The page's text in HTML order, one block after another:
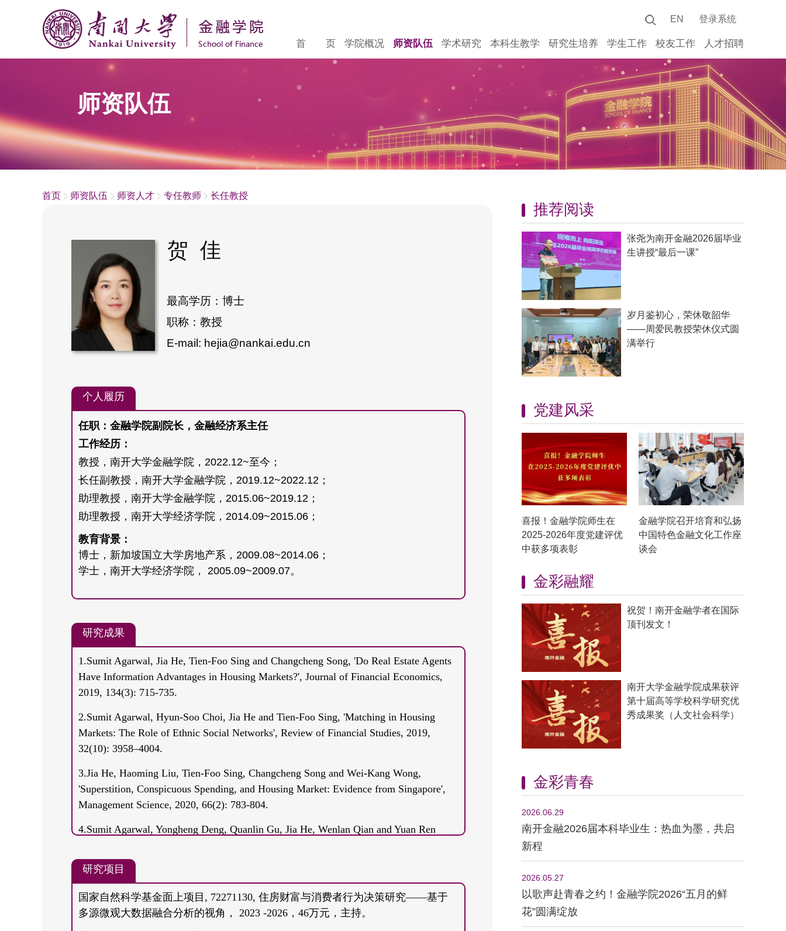
EN 登录系统
首 页 学院概况 师资队伍 学术研究 本科生教学 研究生培养 学生工作 校友工作 人才招聘
师资队伍
推荐阅读
张尧为南开金融2026届毕业
生讲授“最后一课”
岁月鉴初心，荣休敬韶华
——周爱民教授荣休仪式圆
满举行
党建风采
喜报！金融学院师生在
2025-2026年度党建评优
中获多项表彰
金融学院召开培育和弘扬
中国特色金融文化工作座
谈会
金彩融耀
祝贺！南开金融学者在国际
顶刊发文！
南开大学金融学院成果获评
第十届高等学校科学研究优
秀成果奖（人文社会科学）
金彩青春
2026.06.29
南开金融2026届本科毕业生：热血为墨，共启
新程
2026.05.27
以歌声赴青春之约！金融学院2026“五月的鲜
花”圆满绽放
首页 师资队伍 师资人才 专任教师 长任教授
贺 佳
最高学历：博士
职称：教授
E-mail: hejia@nankai.edu.cn
个人履历
任职：金融学院副院长，金融经济系主任
工作经历：
教授，南开大学金融学院，2022.12~至今；
长任副教授，南开大学金融学院，2019.12~2022.12；
助理教授，南开大学金融学院，2015.06~2019.12；
助理教授，南开大学经济学院，2014.09~2015.06；
教育背景：
博士，新加坡国立大学房地产系，2009.08~2014.06；
学士，南开大学经济学院， 2005.09~2009.07。
研究成果
1.Sumit Agarwal, Jia He, Tien-Foo Sing and Changcheng Song, 'Do Real Estate Agents
Have Information Advantages in Housing Markets?', Journal of Financial Economics,
2019, 134(3): 715-735.
2.Sumit Agarwal, Hyun-Soo Choi, Jia He and Tien-Foo Sing, 'Matching in Housing
Markets: The Role of Ethnic Social Networks', Review of Financial Studies, 2019,
32(10): 3958–4004.
3.Jia He, Haoming Liu, Tien-Foo Sing, Changcheng Song and Wei-Kang Wong,
'Superstition, Conspicuous Spending, and Housing Market: Evidence from Singapore',
Management Science, 2020, 66(2): 783-804.
4.Sumit Agarwal, Yongheng Deng, Quanlin Gu, Jia He, Wenlan Qian and Yuan Ren
Review of Finance, 2022, Volume 26(3): 487–520.
5.Sumit Agarwal, Jia He, Tien-Foo Sing and Jian Zhang, 'Gender and Household
Financial Decision: Evidence from Personal Bankruptcy', Review of Finance, 2018,
22(2): 813-847.
研究项目
国家自然科学基金面上项目, 72271130, 住房财富与消费者行为决策研究——基于
多源微观大数据融合分析的视角， 2023 -2026，46万元，主持。